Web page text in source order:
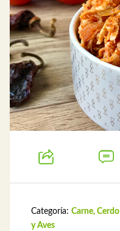
Categoría: Carne, Cerdo
y Aves